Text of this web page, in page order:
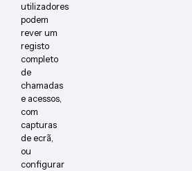
utilizadores
podem
rever um
registo
completo
de
chamadas
e acessos,
com
capturas
de ecrã,
ou
configurar